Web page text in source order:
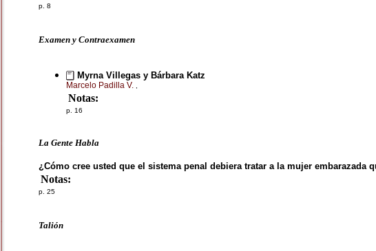
p. 8
Examen y Contraexamen
Myrna Villegas y Bárbara Katz
Marcelo Padilla V.
Notas:
p. 16
La Gente Habla
¿Cómo cree usted que el sistema penal debiera tratar a la mujer embarazada
Notas:
p. 25
Talión